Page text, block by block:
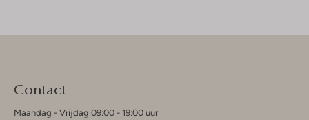
Contact
Maandag - Vrijdag 09:00 - 19:00 uur